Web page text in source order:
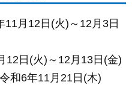
月12日(火)～12月3日
12日(火)～12月13日(金)
和6年11月21日(木)